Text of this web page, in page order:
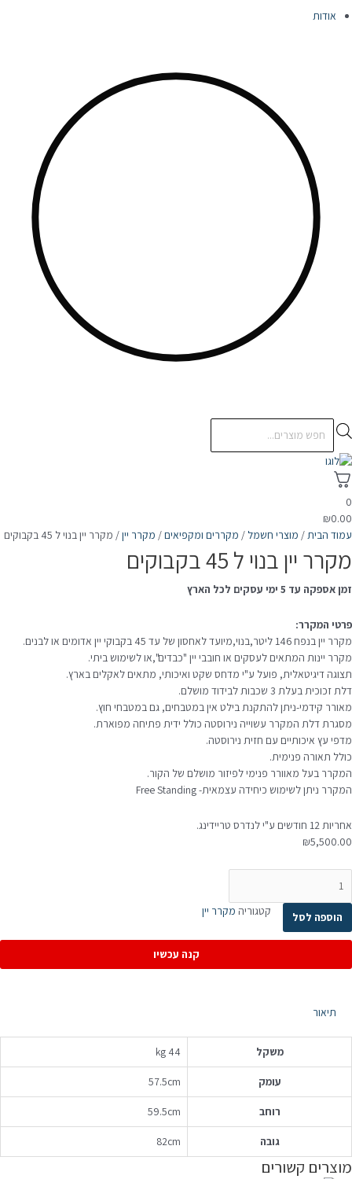
אודות
search
0
₪0.00
עמוד הבית/ מוצרי חשמל / מקררים ומקפיאים/ מקרר יין/ מקרר יין בנוי ל 45 בקבוקים
מקרר יין בנוי ל 45 בקבוקים
זמן אספקה עד 5 ימי עסקים לכל הארץ
פרטי המקרר:
מקרר יין בנפח 146 ליטר,בנוי,מיועד לאחסון של עד 45 בקבוקי יין אדומים או לבנים.
מקרר יינות המתאים לעסקים או חובבי יין "כבדים",או לשימוש ביתי.
תצוגה דיגיטאלית, פועל ע"י מדחס שקט ואיכותי, מתאים לאקלים בארץ.
דלת זכוכית בעלת 3 שכבות לבידוד מושלם.
מאורר קידמי-ניתן להתקנת בילט אין במטבחים, גם במטבחי חוץ.
מסגרת דלת המקרר עשוייה נירוסטה כולל ידית פתיחה מפוארת.
מדפי עץ איכותיים עם חזית נירוסטה.
כולל תאורה פנימית.
המקרר בעל מאוורר פנימי לפיזור מושלם של הקור.
המקרר ניתן לשימוש כיחידה עצמאית- Free Standing
אחריות 12 חודשים ע"י לנדרס טריידינג.
₪5,500.00
של
מקרר
בנוי
הוספה לסל
קנה עכשיו
קטגוריה מקרר יין
תיאור
משקל 44 kg
עומק 57.5cm
רוחב 59.5cm
גובה 82cm
מוצרים קשורים